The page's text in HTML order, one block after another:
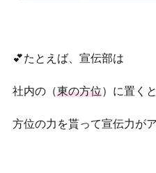
💕たとえば、宣伝部は
社内の（東の方位）に置くと
方位の力を貰って宣伝力が